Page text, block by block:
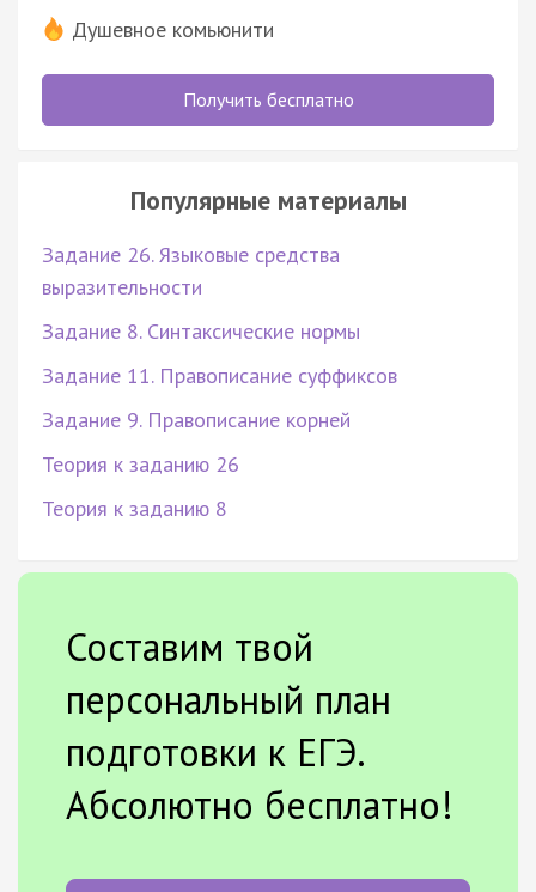
Душевное комьюнити
Получить бесплатно
Популярные материалы
Задание 26. Языковые средства
выразительности
Задание 8. Синтаксические нормы
Задание 11. Правописание суффиксов
Задание 9. Правописание корней
Теория к заданию 26
Теория к заданию 8
Составим твой
персональный план
подготовки к ЕГЭ.
Абсолютно бесплатно!